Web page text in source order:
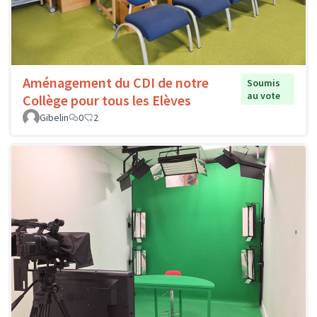
Aménagement du CDI de notre
Collège pour tous les Elèves
Soumis
au vote
Gibelin
0 2